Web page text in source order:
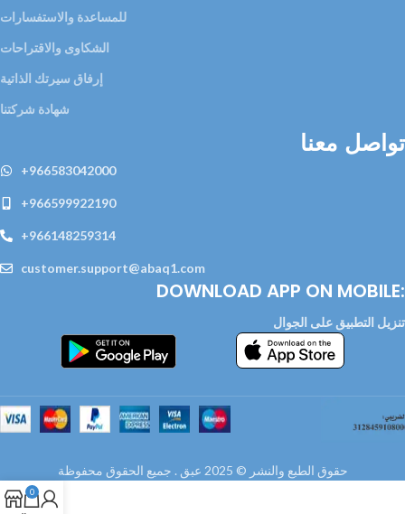
للمساعدة والاستفسارات
الشكاوى والاقتراحات
إرفاق سيرتك الذاتية
شهادة شركتنا
تواصل معنا
+966583042000
+966599922190
+966148259314
customer.support@abaq1.com
DOWNLOAD APP ON MOBILE:
تنزيل التطبيق على الجوال
حقوق الطبع والنشر © 2025 عبق . جميع الحقوق محفوظة
0